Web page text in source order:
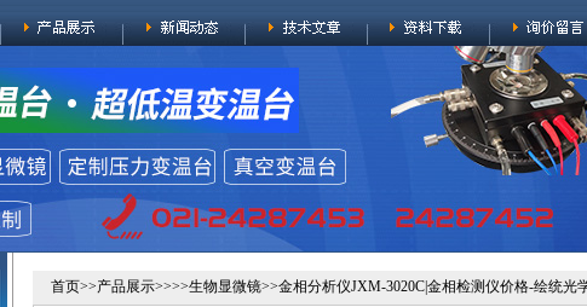
首页>>产品展示>>>>生物显微镜>>金相分析仪JXM-3020C|金相检测仪价格-绘统光